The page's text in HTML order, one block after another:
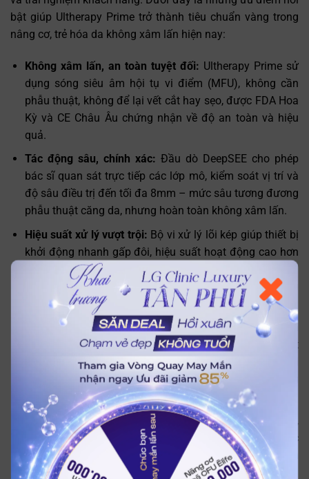
bật giúp Ultherapy Prime trở thành tiêu chuẩn vàng trong
nâng cơ, trẻ hóa da không xâm lấn hiện nay:
Không xâm lấn, an toàn tuyệt đối: Ultherapy Prime sử
dụng sóng siêu âm hội tụ vi điểm (MFU), không cần
phẫu thuật, không để lại vết cắt hay sẹo, được FDA Hoa
Kỳ và CE Châu Âu chứng nhận về độ an toàn và hiệu
quả.
Tác động sâu, chính xác: Đầu dò DeepSEE cho phép
bác sĩ quan sát trực tiếp các lớp mô, kiểm soát vị trí và
độ sâu điều trị đến tối đa 8mm – mức sâu tương đương
phẫu thuật căng da, nhưng hoàn toàn không xâm lấn.
Hiệu suất xử lý vượt trội: Bộ vi xử lý lõi kép giúp thiết bị
khởi động nhanh gấp đôi, hiệu suất hoạt động cao hơn
10 lần, rút ngắn một nửa thời gian điều trị (chỉ còn 30–
45 phút/buổi thay vì 60–90 phút), tối ưu từng line điều
trị và giảm số buổi cần thiết.
Kích thích collagen nội sinh mạnh mẽ:Nhiệt độ ổn định
(60–70°C) tạo ra điểm đông nhiệt vừa đủ, kích hoạt
tăng sinh collagen và elastin tăng tới 60% so với
Ultherapy cũ, giúp da săn chắc, trắng sáng, trẻ hóa sâu
từ bên trong.
Kết quả nâng cơ, trẻ hóa vượt trội:Hiệu quả nâng cơ,
săn chắc da của Ultherapy Prime gấp 5 lần thế hệ trước
nhờ tác động sâu hơn, đồng thời định hình đường viền
hàm, mặt rõ nét, giảm nếp nhăn và chảy xệ hiệu quả.
Trợ lý bác sĩ LG Clinic ✕